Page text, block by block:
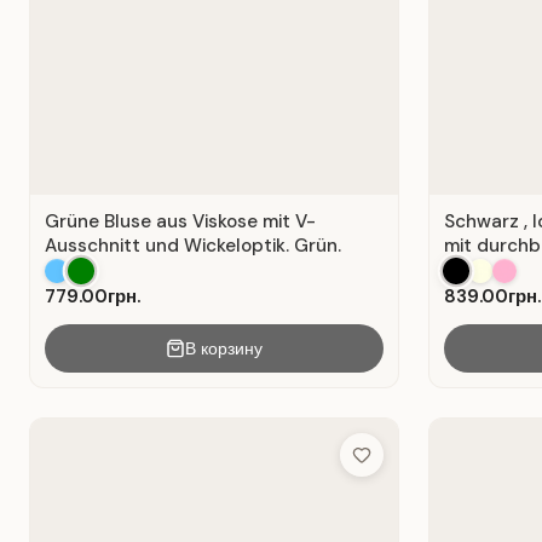
Grüne Bluse aus Viskose mit V-
Ausschnitt und Wickeloptik. Grün.
779.00грн.
В корзину
Schwarz ,
mit
839.00грн.
Add to Wish List